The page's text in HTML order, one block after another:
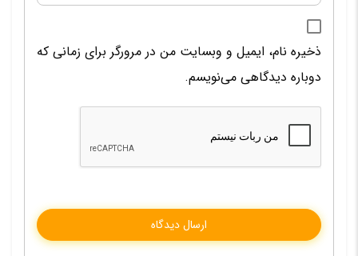
ذخیره نام، ایمیل و وبسایت من در مرورگر برای زمانی که
دوباره دیدگاهی می‌نویسم.